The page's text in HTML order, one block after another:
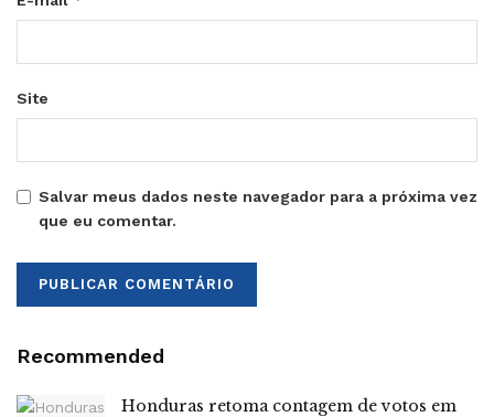
Site
Salvar meus dados neste navegador para a próxima vez
que eu comentar.
Recommended
Honduras retoma contagem de votos em